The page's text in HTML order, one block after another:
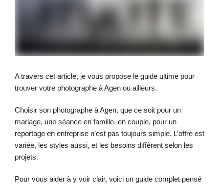
A travers cet article, je vous propose le guide ultime pour
trouver votre photographe à Agen ou ailleurs.
Choisir son photographe à Agen, que ce soit pour un
mariage, une séance en famille, en couple, pour un
reportage en entreprise n’est pas toujours simple. L’offre est
variée, les styles aussi, et les besoins diffèrent selon les
projets.
Pour vous aider à y voir clair, voici un guide complet pensé